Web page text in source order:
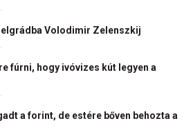
Volodimir Zelenszkij
fúrni, hogy ivóvizes kút legyen a
a forint, de estére bőven behozta a